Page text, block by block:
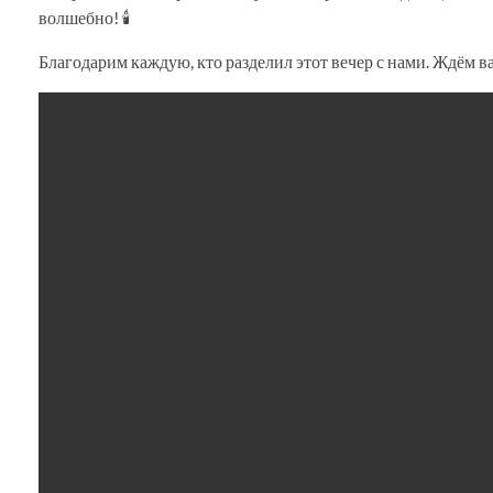
волшебно! 🕯️
Благодарим каждую, кто разделил этот вечер с нами. Ждём